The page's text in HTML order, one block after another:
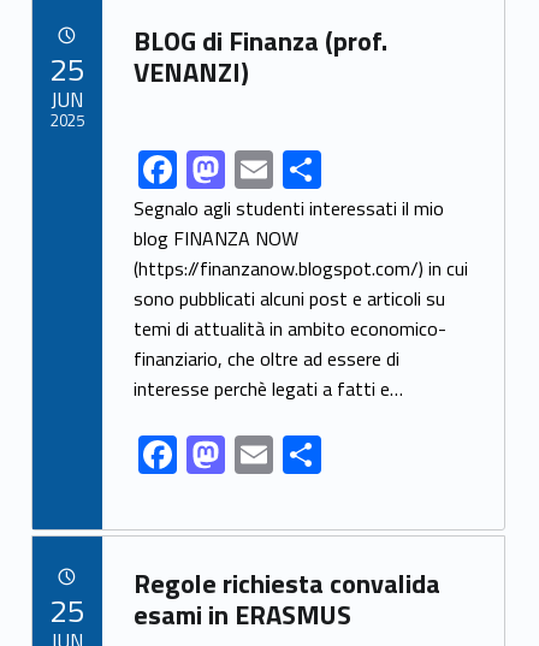
b
o
k
d
o
n
l e
Link identifier archive #link-archive-16915
BLOG di Finanza (prof.
VENANZI)
Link identifier share facebook archive #share-link-archive-86136F
ac
e
b
o
o
k
M
as
to
d
o
n
E
m
ai
l
S
h
e
Segnalo agli studenti interessati il mio
blog FINANZA NOW
(https://finanzanow.blogspot.com/) in cui
sono pubblicati alcuni post e articoli su
temi di attualità in ambito economico-
finanziario, che oltre ad essere di
interesse perchè legati a fatti e…
F
ac
e
b
o
M
as
to
d
o
E
m
ai
l
S
ar
e
25
JUN
2025
Link identifier archive #link-archive-93107
Regole richiesta convalida
esami in ERASMUS
25